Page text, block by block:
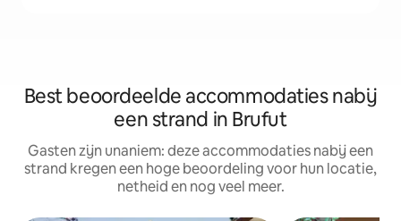
Best beoordeelde accommodaties nabij
een strand in Brufut
Gasten zijn unaniem: deze accommodaties nabij een
strand kregen een hoge beoordeling voor hun locatie,
netheid en nog veel meer.